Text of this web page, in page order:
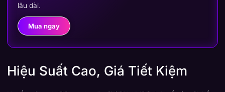
lâu dài.
Mua ngay
Hiệu Suất Cao, Giá Tiết Kiệm